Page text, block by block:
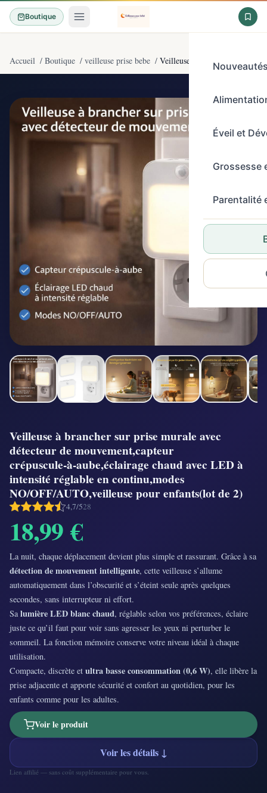
Boutique
Éveil et
Grossesse
Parentalité
Accueil / Boutique / veilleuse prise bebe / Veilleuse à brancher sur prise
Veilleuse à brancher sur prise murale avec
détecteur de mouvement,capteur
crépuscule‑à‑aube,éclairage chaud avec LED à
intensité réglable en continu,modes
NO/OFF/AUTO,veilleuse pour enfants(lot de 2)
4,7/528
18,99 €
La nuit, chaque déplacement devient plus simple et rassurant. Grâce à sa
détection de mouvement intelligente, cette veilleuse s’allume
automatiquement dans l’obscurité et s’éteint seule après quelques
secondes, sans interrupteur ni effort.
Salumière LED blanc chaud, réglable selon vos préférences, éclaire
juste ce qu’il faut pour voir sans agresser les yeux ni perturber le
sommeil. La fonction mémoire conserve votre niveau idéal à chaque
utilisation.
Compacte, discrète et ultra basse consommation (0,6 W), elle libère la
prise adjacente et apporte sécurité et confort au quotidien, pour les
enfants comme pour les adultes.
Voir le produit
Voir les détails ↓
Lien affilié — sans coût supplémentaire pour vous.